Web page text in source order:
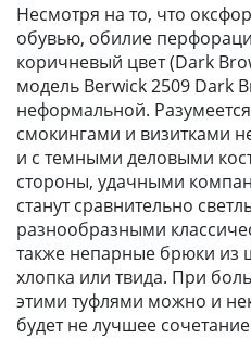
Несмотря на то, что
обувью, обилие
коричневый цвет (Dark
модель Berwick 2509 Dark
неформальной.
смокингами и визитками
и с темными деловыми
стороны, удачными
станут сравнительно
разнообразными
также непарные брюки из
хлопка или твида. При
этими туфлями можно и
будет не лучшее